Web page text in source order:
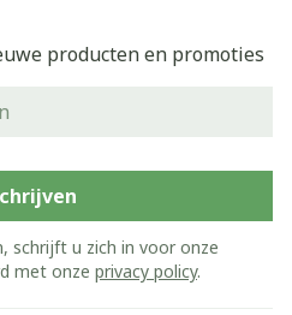
producten en promoties
schrijft u zich in voor onze
met onze privacy policy.